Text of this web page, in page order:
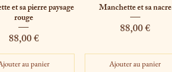
Aperçu rapide
et sa pierre paysage
rouge
Prix
88,00 €
au panier
Aperçu rapide
Manchette et sa nacre
Prix
88,00 €
Ajouter au panier